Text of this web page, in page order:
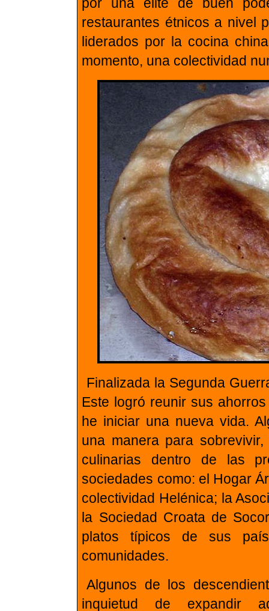
restaurantes étnicos a nivel
liderados por la cocina
momento, una colectividad
Finalizada la Segunda
Este logró reunir sus
he iniciar una nueva vida.
una manera para
culinarias dentro de las
sociedades como: el Hogar
colectividad Helénica; la
la Sociedad Croata de
platos típicos de sus
comunidades.
Algunos de los
inquietud de expandir